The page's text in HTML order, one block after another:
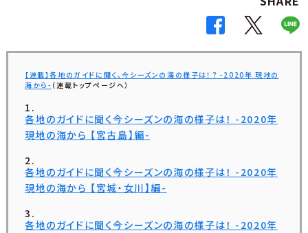
【連載】各地のガイドに聞く、今シーズンの海の様子は！？ -2020年 現地の
海から- （連載トップページへ）
各地のガイドに聞く今シーズンの海の様子は！ -2020年
現地の海から 【宮古島】編-
各地のガイドに聞く今シーズンの海の様子は！ -2020年
現地の海から 【宮城・女川】編-
各地のガイドに聞く今シーズンの海の様子は！ -2020年